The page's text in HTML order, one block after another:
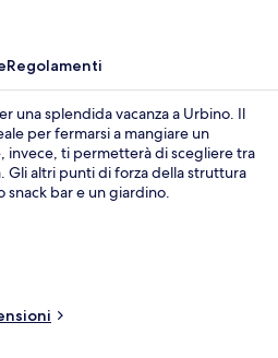
Regolamenti
una splendida vacanza a Urbino. Il
per fermarsi a mangiare un
invece, ti permetterà di scegliere tra
Gli altri punti di forza della struttura
bar e un giardino.